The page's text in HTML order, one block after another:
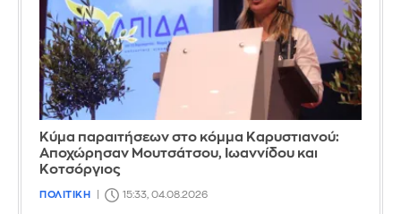
Κύμα παραιτήσεων στο κόμμα Καρυστιανού:
Αποχώρησαν Μουτσάτσου, Ιωαννίδου και
Κοτσόργιος
ΠΟΛΙΤΙΚΗ 15:33, 04.08.2026